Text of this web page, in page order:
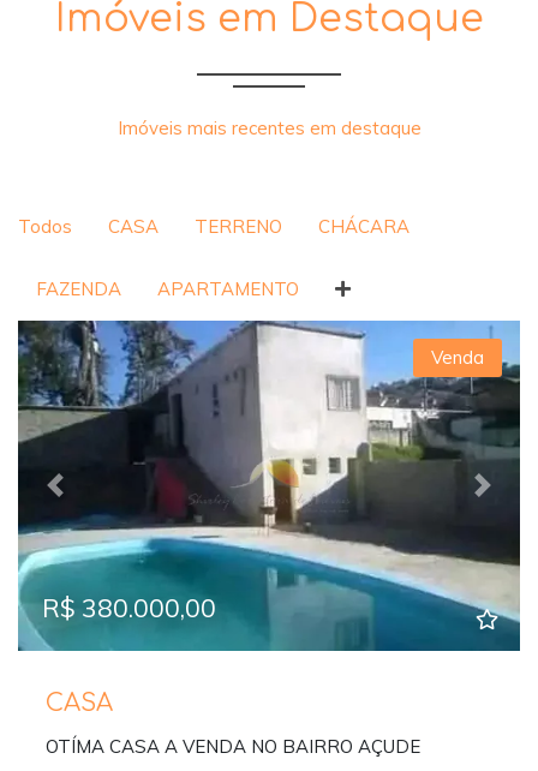
Imóveis em Destaque
Imóveis mais recentes em destaque
Todos CASA TERRENO CHÁCARA
FAZENDA APARTAMENTO
Previous Next
Venda
R$ 380.000,00
CASA
OTÍMA CASA A VENDA NO BAIRRO AÇUDE